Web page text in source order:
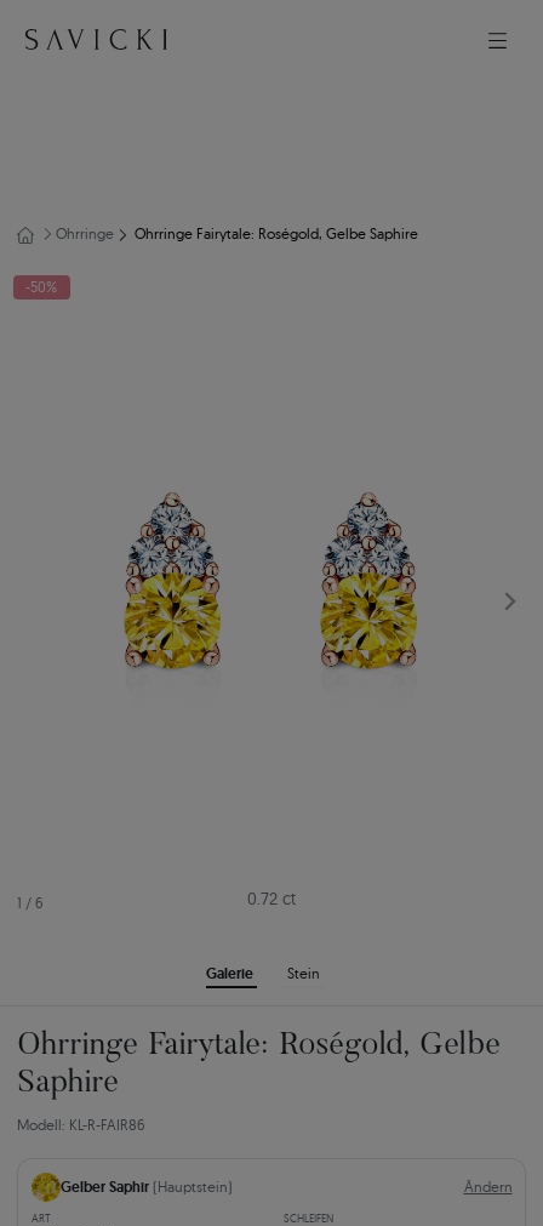
Ohrringe Ohrringe Fairytale: Roségold, Gelbe Saphire
1 / 6
Galerie Stein
-50%
0.72 ct
Ohrringe Fairytale: Roségold, Gelbe
Saphire
Modell: KL-R-FAIR86
Gelber Saphir (Hauptstein) Ändern
ART SCHLEIFEN